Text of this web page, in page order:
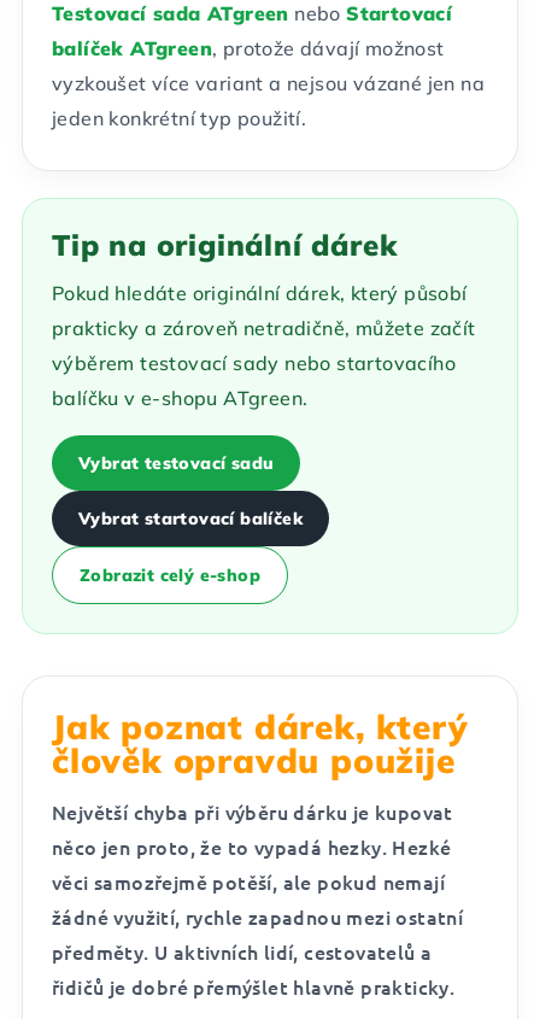
Testovací sada ATgreen neboStartovací
balíček ATgreen, protože dávají možnost
vyzkoušet více variant a nejsou vázané jen na
jeden konkrétní typ použití.
Tip na originální dárek
Pokud hledáte originální dárek, který působí
prakticky a zároveň netradičně, můžete začít
výběrem testovací sady nebo startovacího
balíčku v e-shopu ATgreen.
Vybrat testovací sadu
Vybrat startovací balíček
Zobrazit celý e-shop
Jak poznat dárek, který
člověk opravdu použije
Největší chyba při výběru dárku je kupovat
něco jen proto, že to vypadá hezky. Hezké
věci samozřejmě potěší, ale pokud nemají
žádné využití, rychle zapadnou mezi ostatní
předměty. U aktivních lidí, cestovatelů a
řidičů je dobré přemýšlet hlavně prakticky.